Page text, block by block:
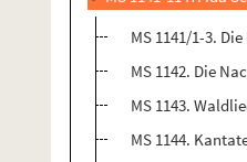
MS 1141/1-3.
MS 1142. Die
MS 1143.
MS 1144.